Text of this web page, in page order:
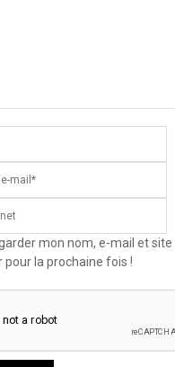
mon nom, e-mail et site
pour la prochaine fois !